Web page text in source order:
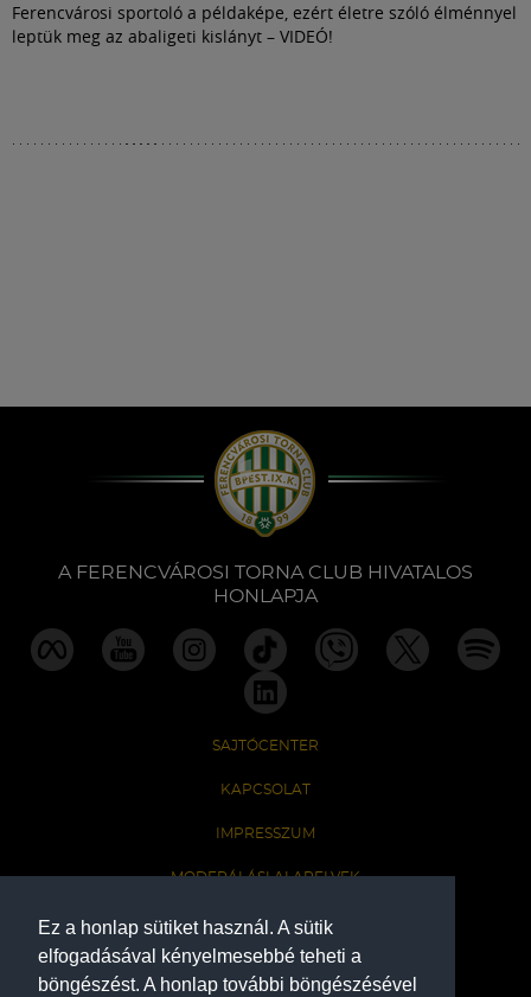
Ez a honlap sütiket használ. A sütik
elfogadásával kényelmesebbé teheti a
böngészést. A honlap további böngészésével
Ferencvárosi sportoló a példaképe, ezért életre szóló élménnyel
leptük meg az abaligeti kislányt – VIDEÓ!
A FERENCVÁROSI TORNA CLUB HIVATALOS
HONLAPJA
SAJTÓCENTER
KAPCSOLAT
IMPRESSZUM
MODERÁLÁSI ALAPELVEK
HONLAP ADATKEZELÉSI TÁJÉKOZTATÓ